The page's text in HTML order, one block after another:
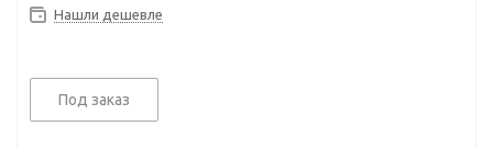
Нашли дешевле
Под заказ